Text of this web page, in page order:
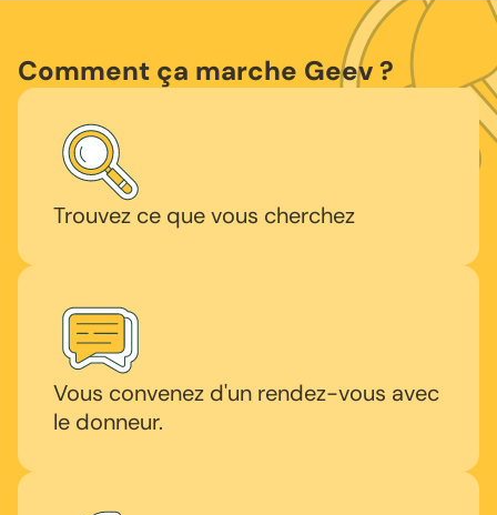
Comment ça marche Geev ?
Trouvez ce que vous cherchez
Vous convenez d'un rendez-vous avec
le donneur.